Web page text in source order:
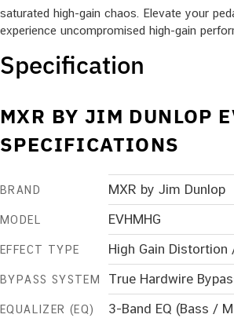
saturated high-gain chaos. Elevate your
experience uncompromised high-gain
Specification
MXR BY JIM DUNLOP
SPECIFICATIONS
BRAND MXR by Jim Dunlop
MODEL EVHMHG
EFFECT TYPE High Gain Distortion
BYPASS SYSTEM True Hardwire
EQUALIZER (EQ) 3-Band EQ (Bass /